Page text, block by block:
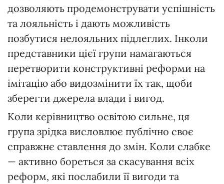
дозволяють продемонструвати успішність
та лояльність і дають можливість
позбутися нелояльних підлеглих. Інколи
представники цієї групи намагаються
перетворити конструктивні реформи на
імітацію або видозмінити їх так, щоби
зберегти джерела влади і вигод.
Коли керівництво освітою сильне, ця
група зрідка висловлює публічно своє
справжнє ставлення до змін. Коли слабке
— активно бореться за скасування всіх
реформ, які послабили її вигоди та